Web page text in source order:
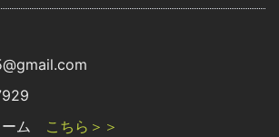
ーム こちら＞＞